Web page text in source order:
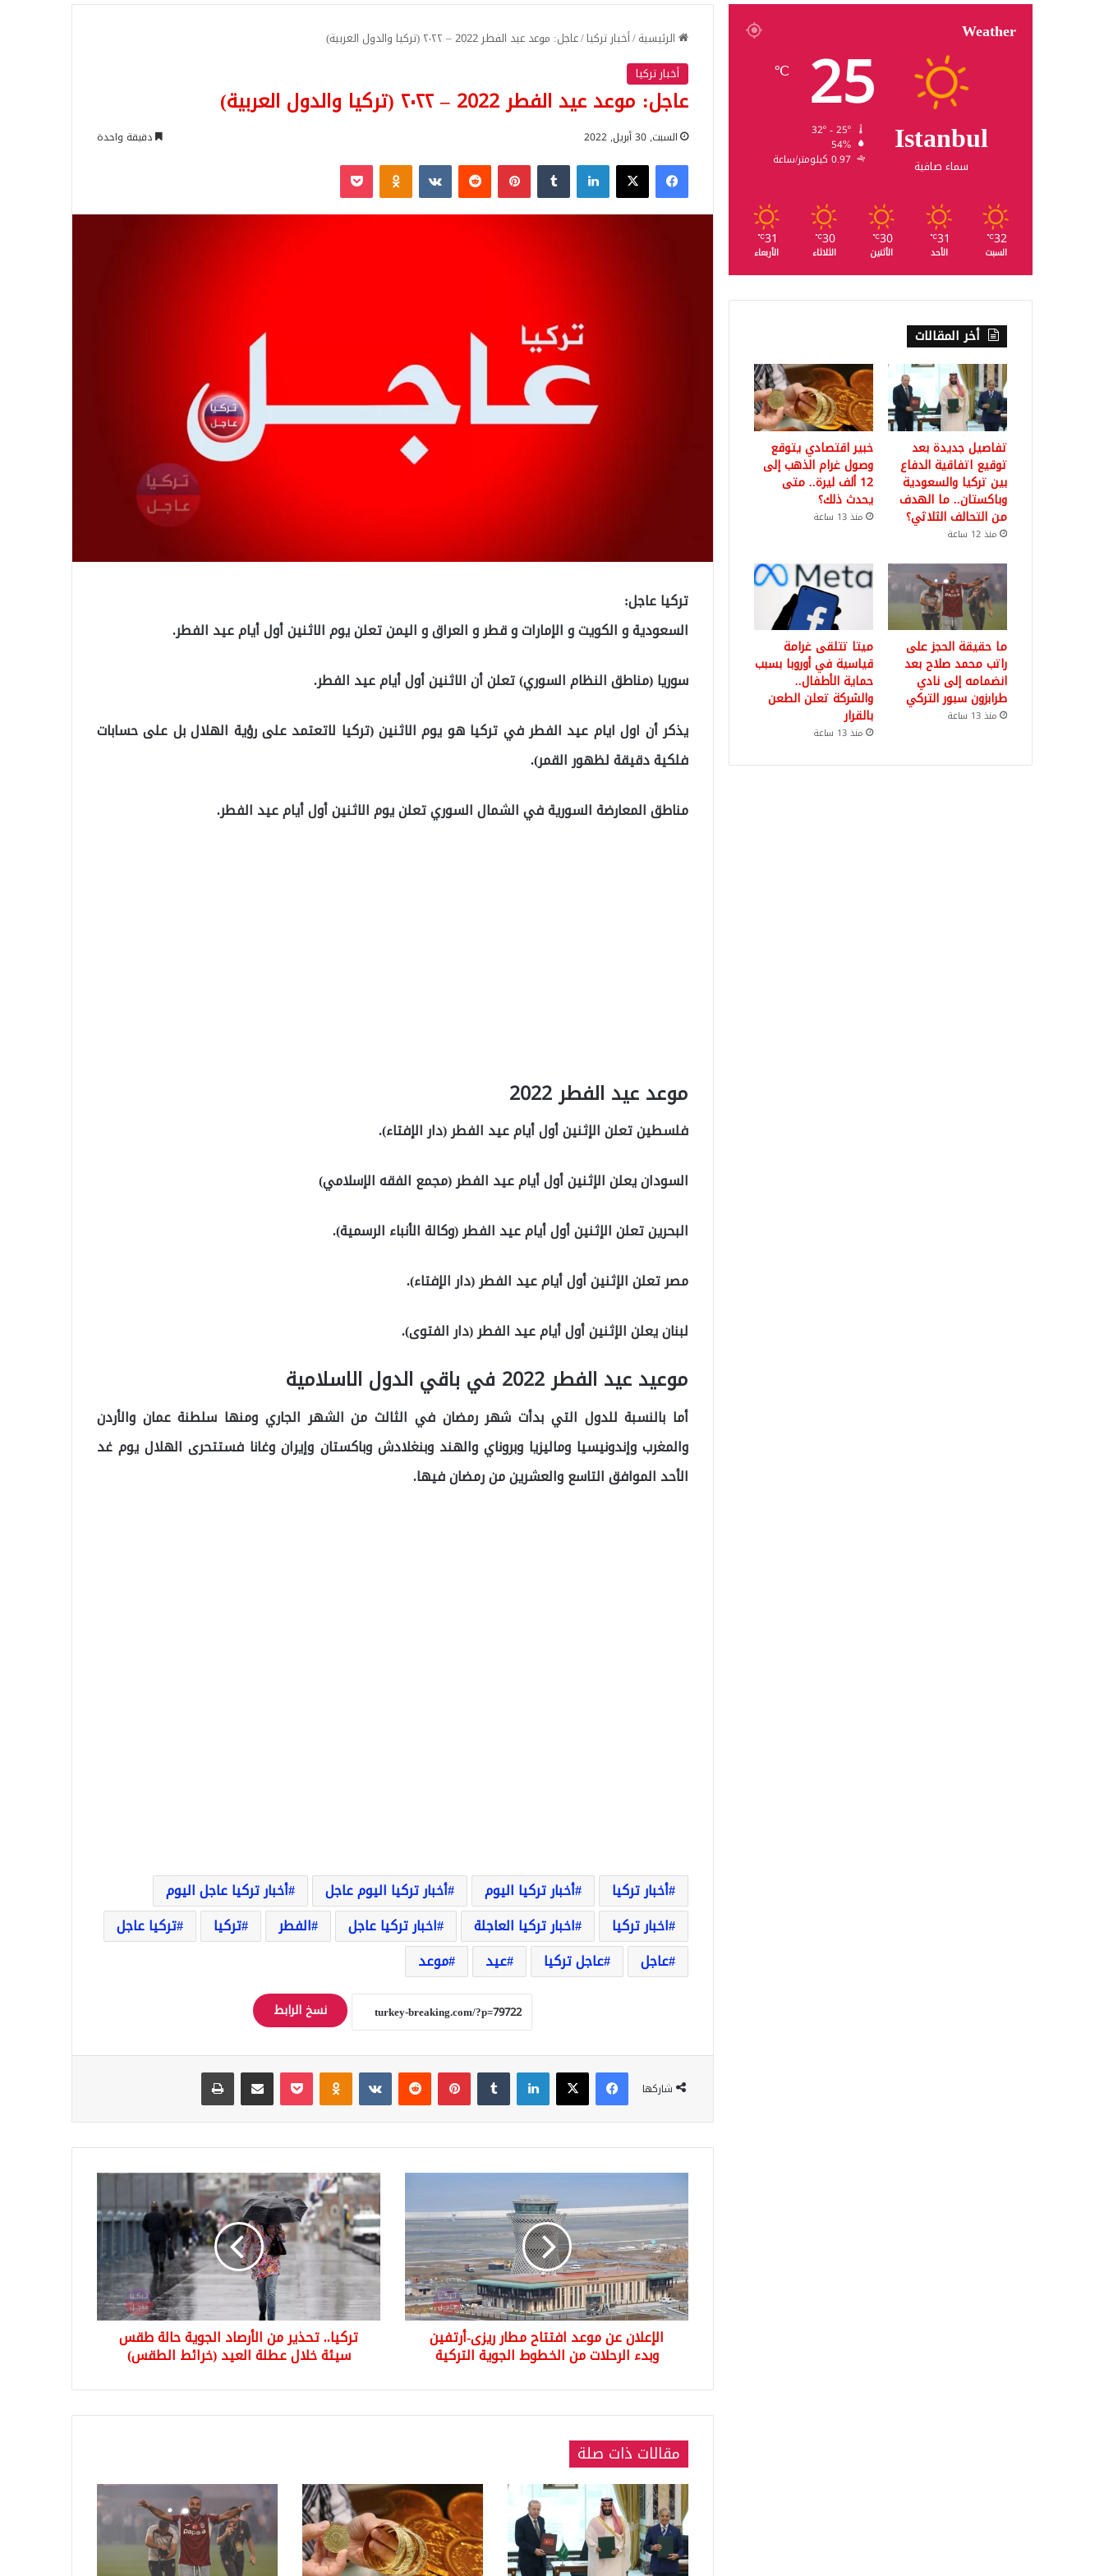
الرئيسية/أخبار تركيا/عاجل: موعد عيد الفطر 2022 – ٢٠٢٢ (تركيا والدول العربية)
أخبار تركيا
عاجل: موعد عيد الفطر 2022 – ٢٠٢٢ (تركيا والدول العربية)
السبت, 30 أبريل, 2022 دقيقة واحدة
فيسبوك‫X لينكدإن بينتيريست Odnoklassniki
‫Pocket
تركيا عاجل:
السعودية و الكويت و الإمارات و قطر و العراق و اليمن تعلن يوم الاثنين أول أيام عيد الفطر.
سوريا (مناطق النظام السوري) تعلن أن الاثنين أول أيام عيد الفطر.
يذكر أن اول ايام عيد الفطر في تركيا هو يوم الاثنين (تركيا لاتعتمد على رؤية الهلال بل على حسابات
فلكية دقيقة لظهور القمر).
مناطق المعارضة السورية في الشمال السوري تعلن يوم الاثنين أول أيام عيد الفطر.
موعد عيد الفطر 2022
فلسطين تعلن الإثنين أول أيام عيد الفطر (دار الإفتاء).
السودان يعلن الإثنين أول أيام عيد الفطر (مجمع الفقه الإسلامي)
البحرين تعلن الإثنين أول أيام عيد الفطر (وكالة الأنباء الرسمية).
مصر تعلن الإثنين أول أيام عيد الفطر (دار الإفتاء).
لبنان يعلن الإثنين أول أيام عيد الفطر (دار الفتوى).
موعيد عيد الفطر 2022 في باقي الدول الاسلامية
أما بالنسبة للدول التي بدأت شهر رمضان في الثالث من الشهر الجاري ومنها سلطنة عمان والأردن
والمغرب وإندونيسيا وماليزيا وبروناي والهند وبنغلادش وباكستان وإيران وغانا فستتحرى الهلال يوم غد
الأحد الموافق التاسع والعشرين من رمضان فيها.
أخبار تركيا أخبار تركيا اليوم أخبار تركيا اليوم عاجل
أخبار تركيا عاجل اليوم
اخبار تركيا
اخبار تركيا العاجلة اخبار تركيا عاجل الفطر تركيا
تركيا عاجل
عاجل
عاجل تركيا عيد موعد
نسخ الرابط
شاركها
فيسبوك‫X لينكدإن بينتيريست Odnoklassniki
‫Pocket مشاركة عبر البريد طباعة
عن
موعد
افتتاح
مطار
ريزى-
أرتفين
وبدء
الرحلات
الخطوط
التركية
الإعلان عن موعد افتتاح مطار ريزى-أرتفين
وبدء الرحلات من الخطوط الجوية التركية
تركيا..
تحذير
من
الأرصاد
الجوية
حالة
طقس
سيئة
خلال
عطلة
الطقس)
تركيا.. تحذير من الأرصاد الجوية حالة طقس
سيئة خلال عطلة العيد (خرائط الطقس)
مقالات ذات صلة
Weather
Istanbul
سماء صافية
25
℃
54%
0.97 كيلومتر/ساعة
32
℃
السبت
31
℃
الأحد
30
℃
الأثنين
30
℃
الثلاثاء
31
℃
الأربعاء
أخر المقالات
تفاصيل جديدة بعد
توقيع اتفاقية الدفاع
بين تركيا والسعودية
وباكستان.. ما الهدف
من التحالف الثلاثي؟
منذ 12 ساعة
خبير اقتصادي يتوقع
وصول غرام الذهب إلى
12 ألف ليرة.. متى
يحدث ذلك؟
منذ 13 ساعة
ما حقيقة الحجز على
راتب محمد صلاح بعد
انضمامه إلى نادي
طرابزون سبور التركي
منذ 13 ساعة
ميتا تتلقى غرامة
قياسية في أوروبا بسبب
حماية الأطفال..
والشركة تعلن الطعن
بالقرار
منذ 13 ساعة